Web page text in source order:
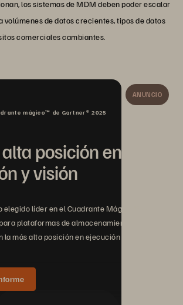
los sistemas de MDM deben poder escalar
volúmenes de datos crecientes, tipos de datos
comerciales cambiantes.
ANUNCIO
mágico™ de Gartner® 2025
posición en
y visión
elegido líder en el Cuadrante Mágico™ de
plataformas de almacenamiento
más alta posición en ejecución y visión.